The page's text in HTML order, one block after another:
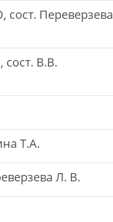
Переверзева
В.В.
Т.А.
Л. В.